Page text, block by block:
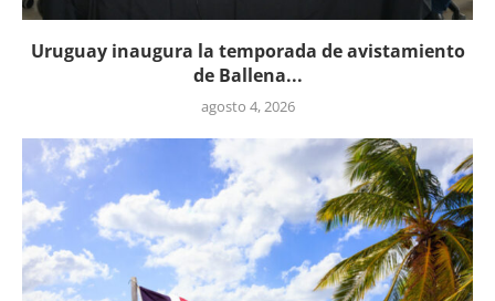
Uruguay inaugura la temporada de avistamiento
de Ballena...
agosto 4, 2026